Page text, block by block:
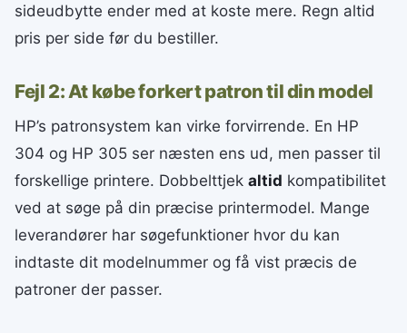
sideudbytte ender med at koste mere. Regn altid
pris per side før du bestiller.
Fejl 2: At købe forkert patron til din model
HP’s patronsystem kan virke forvirrende. En HP
304 og HP 305 ser næsten ens ud, men passer til
forskellige printere. Dobbelttjek altid kompatibilitet
ved at søge på din præcise printermodel. Mange
leverandører har søgefunktioner hvor du kan
indtaste dit modelnummer og få vist præcis de
patroner der passer.